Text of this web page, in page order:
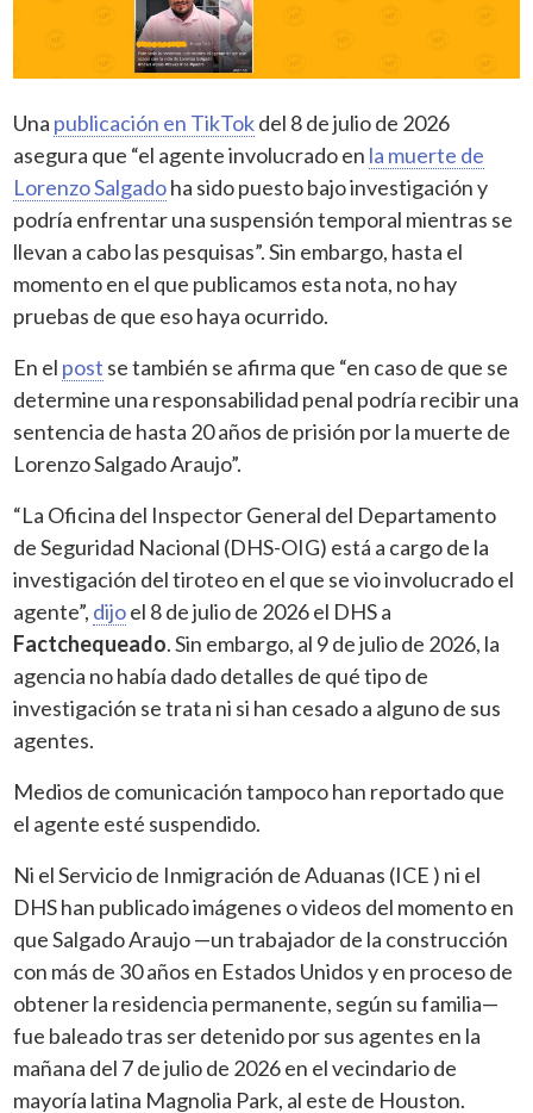
Una publicación en TikTokdel 8 de julio de 2026
asegura que “el agente involucrado en la muerte de
Lorenzo Salgadoha sido puesto bajo investigación y
podría enfrentar una suspensión temporal mientras se
llevan a cabo las pesquisas”. Sin embargo, hasta el
momento en el que publicamos esta nota, no hay
pruebas de que eso haya ocurrido.
En el post se también se afirma que “en caso de que se
determine una responsabilidad penal podría recibir una
sentencia de hasta 20 años de prisión por la muerte de
Lorenzo Salgado Araujo”.
“La Oficina del Inspector General del Departamento
de Seguridad Nacional (DHS-OIG) está a cargo de la
investigación del tiroteo en el que se vio involucrado el
agente”, dijoel 8 de julio de 2026 el DHS a
Factchequeado. Sin embargo, al 9 de julio de 2026, la
agencia no había dado detalles de qué tipo de
investigación se trata ni si han cesado a alguno de sus
agentes.
Medios de comunicación tampoco han reportado que
el agente esté suspendido.
Ni el Servicio de Inmigración de Aduanas (ICE ) ni el
DHS han publicado imágenes o videos del momento en
que Salgado Araujo —un trabajador de la construcción
con más de 30 años en Estados Unidos y en proceso de
obtener la residencia permanente, según su familia—
fue baleado tras ser detenido por sus agentes en la
mañana del 7 de julio de 2026 en el vecindario de
mayoría latina Magnolia Park, al este de Houston.